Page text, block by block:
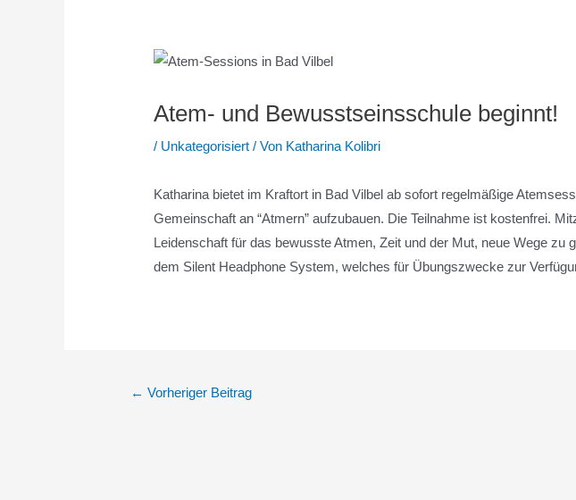
Atem- und Bewusstseinsschule beginnt!
/ Unkategorisiert / Von Katharina Kolibri
Katharina bietet im Kraftort in Bad Vilbel ab sofort regelmäßige
Gemeinschaft an “Atmern” aufzubauen. Die Teilnahme ist kostenfrei.
Leidenschaft für das bewusste Atmen, Zeit und der Mut, neue Wege zu
dem Silent Headphone System, welches für Übungszwecke zur
← Vorheriger Beitrag